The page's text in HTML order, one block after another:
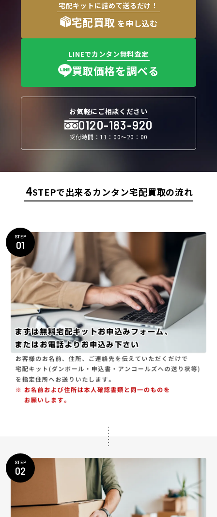
宅配キットに詰めて送るだけ！
宅配買取 を申し込む
LINEでカンタン無料査定
買取価格を調べる
お気軽にご相談ください
0120-183-920
受付時間：11：00〜20：00
4STEPで出来るカンタン宅配買取の流れ
STEP
01
STEP
02